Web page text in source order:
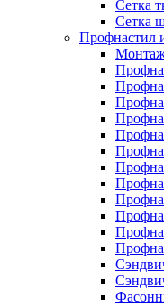
Сетка
Сетка
Профнастил
Монтаж